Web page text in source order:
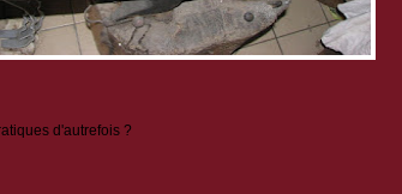
d'autrefois ?